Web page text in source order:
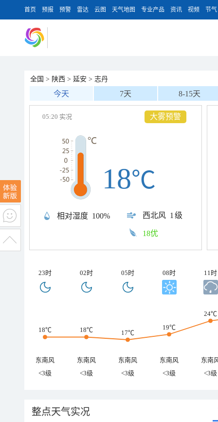
首页 预报 预警 雷达 云图 天气地图 专业产品 资讯 视频 节气
全国 > 陕西 > 延安 > 志丹
今天 7天 8-15天
05:20 实况
相对湿度 100% 西北风 1级
18℃
18优
大雾预警
23时 02时 05时 08时 11时
18℃ 18℃ 17℃
19℃
24℃
东南风 东南风 东南风 东南风
东南
<3级
<3级 <3级 <3级 <3级
整点天气实况